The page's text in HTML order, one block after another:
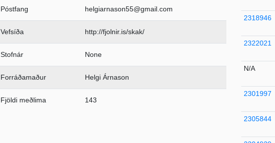
Póstfang helgiarnason55@gmail.com
Vefsíða http://fjolnir.is/skak/
Stofnár None
Forráðamaður Helgi Árnason
Fjöldi meðlima 143
2318946
2322021
N/A
2301997
2305844